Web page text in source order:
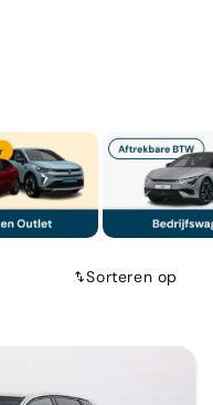
Sorteren op